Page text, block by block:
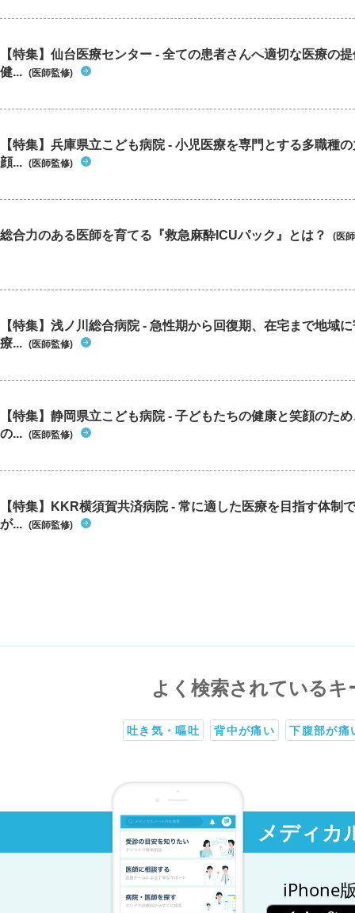
【特集】仙台医療センター - 全ての患者さんへ適切な医療の
健... (医師監修)
【特集】兵庫県立こども病院 - 小児医療を専門とする多職種
顔... (医師監修)
総合力のある医師を育てる『救急麻酔ICUパック』とは？ (医
【特集】浅ノ川総合病院 - 急性期から回復期、在宅まで地域
療... (医師監修)
【特集】静岡県立こども病院 - 子どもたちの健康と笑顔のた
の... (医師監修)
【特集】KKR横須賀共済病院 - 常に適した医療を目指す体制
が... (医師監修)
よく検索されているキ
吐き気・嘔吐 背中が痛い 下腹部が痛
メディカ
iPhone